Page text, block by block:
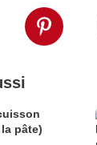
pâte)